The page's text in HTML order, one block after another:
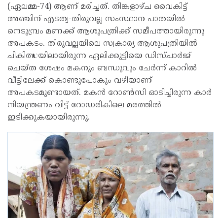
(ഏലമ്മ-74) ആണ് മരിച്ചത്. തിങ്കളാഴ്ച വൈകിട്ട്
അഞ്ചിന് എടത്വ-തിരുവല്ല സംസ്ഥാന പാതയിൽ
നെടുമ്പ്രം മണക്ക് ആശുപത്രിക്ക് സമീപത്തായിരുന്നു
അപകടം. തിരുവല്ലയിലെ സ്വകാര്യ ആശുപത്രിയിൽ
ചികിത്സയിലായിരുന്ന ഏലിക്കുട്ടിയെ ഡിസ്ചാർജ്
ചെയ്ത ശേഷം മകനും ബന്ധുവും ചേർന്ന് കാറിൽ
വീട്ടിലേക്ക് കൊണ്ടുപോകും വഴിയാണ്
അപകടമുണ്ടായത്. മകൻ റോൺസി ഓടിച്ചിരുന്ന കാർ
നിയന്ത്രണം വിട്ട് റോഡരികിലെ മരത്തിൽ
ഇടിക്കുകയായിരുന്നു.